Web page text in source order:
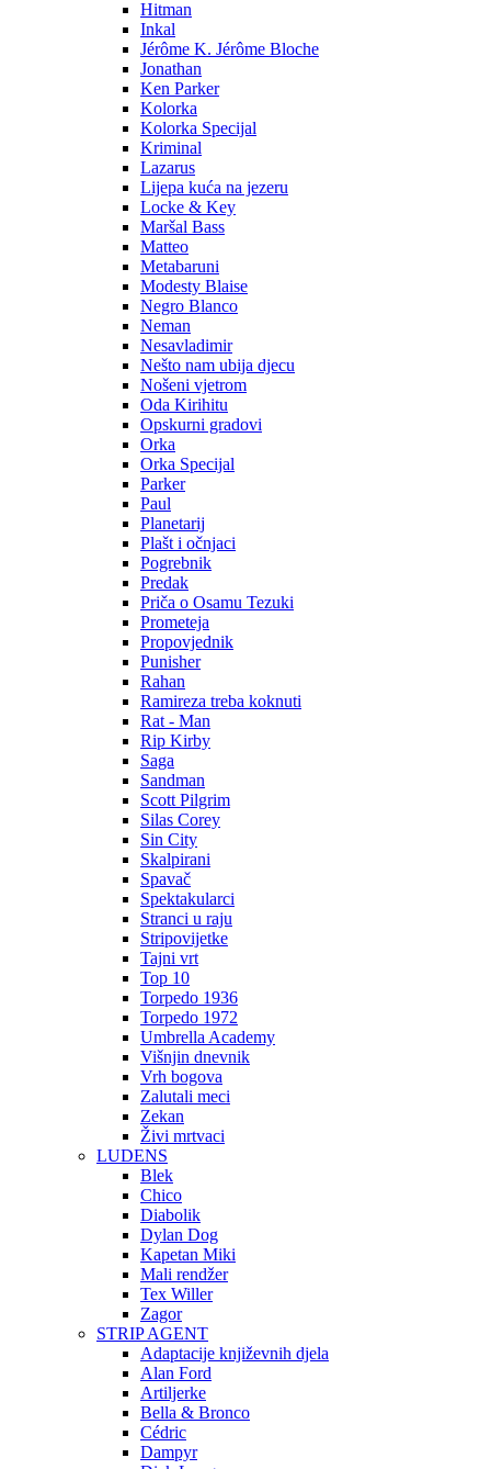
Hitman
Inkal
Jérôme K. Jérôme Bloche
Jonathan
Ken Parker
Kolorka
Kolorka Specijal
Kriminal
Lazarus
Lijepa kuća na jezeru
Locke & Key
Maršal Bass
Matteo
Metabaruni
Modesty Blaise
Negro Blanco
Neman
Nesavladimir
Nešto nam ubija djecu
Nošeni vjetrom
Oda Kirihitu
Opskurni gradovi
Orka
Orka Specijal
Parker
Paul
Planetarij
Plašt i očnjaci
Pogrebnik
Predak
Priča o Osamu Tezuki
Prometeja
Propovjednik
Punisher
Rahan
Ramireza treba koknuti
Rat - Man
Rip Kirby
Saga
Sandman
Scott Pilgrim
Silas Corey
Sin City
Skalpirani
Spavač
Spektakularci
Stranci u raju
Stripovijetke
Tajni vrt
Top 10
Torpedo 1936
Torpedo 1972
Umbrella Academy
Višnjin dnevnik
Vrh bogova
Zalutali meci
Zekan
Živi mrtvaci
LUDENS
Blek
Chico
Diabolik
Dylan Dog
Kapetan Miki
Mali rendžer
Tex Willer
Zagor
STRIP AGENT
Adaptacije književnih djela
Alan Ford
Artiljerke
Bella & Bronco
Cédric
Dampyr